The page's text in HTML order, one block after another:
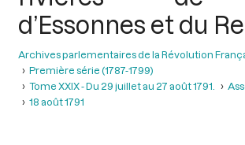
d’Essonnes et du
Archives parlementaires de la Révolution
Première série (1787-1799)
Tome XXIX - Du 29 juillet au 27 août 1791.
18 août 1791